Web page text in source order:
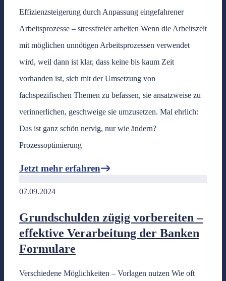
Effizienzsteigerung durch Anpassung eingefahrener
Arbeitsprozesse – stressfreier arbeiten Wenn die Arbeitszeit
mit möglichen unnötigen Arbeitsprozessen verwendet
wird, weil dann ist klar, dass keine bis kaum Zeit
vorhanden ist, sich mit der Umsetzung von
fachspezifischen Themen zu befassen, sie ansatzweise zu
verinnerlichen, geschweige sie umzusetzen. Mal ehrlich:
Das ist ganz schön nervig, nur wie ändern?
Prozessoptimierung
Jetzt mehr erfahren
07.09.2024
Grundschulden zügig vorbereiten –
effektive Verarbeitung der Banken
Formulare
Verschiedene Möglichkeiten – Vorlagen nutzen Wie oft